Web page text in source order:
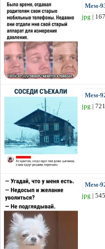
Мем-
jpg |
Мем-
jpg |
Мем-
jpg |